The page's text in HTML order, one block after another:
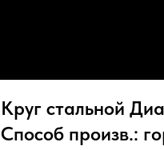
Круг стальной
Способ произв.: